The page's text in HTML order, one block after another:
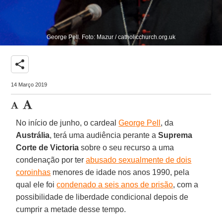
George Pell. Foto: Mazur / catholicchurch.org.uk
share
14 Março 2019
No início de junho, o cardealGeorge Pell , da
Austrália, terá uma audiência perante aSuprema
Corte de Victoria sobre o seu recurso a uma
condenação por terabusado sexualmente de dois
coroinhas menores de idade nos anos 1990, pela
qual ele foicondenado a seis anos de prisão, com a
possibilidade de liberdade condicional depois de
cumprir a metade desse tempo.